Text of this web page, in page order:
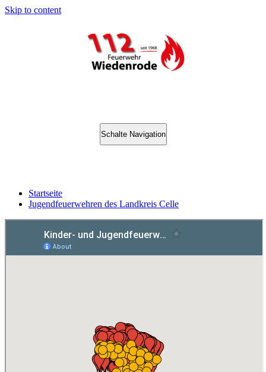
Skip to content
Schalte Navigation
Startseite
Jugendfeuerwehren des Landkreis Celle